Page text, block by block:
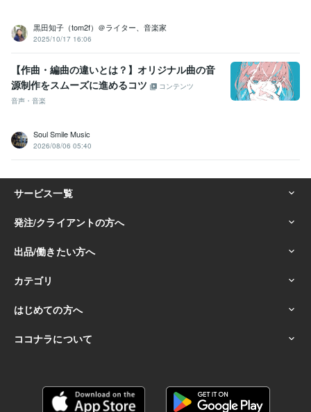
黒田知子（tom2f）＠ライター、音楽家
2025/10/17 16:06
【作曲・編曲の違いとは？】オリジナル曲の音
源制作をスムーズに進めるコツ
コンテンツ
音声・音楽
Soul Smile Music
2026/08/06 05:40